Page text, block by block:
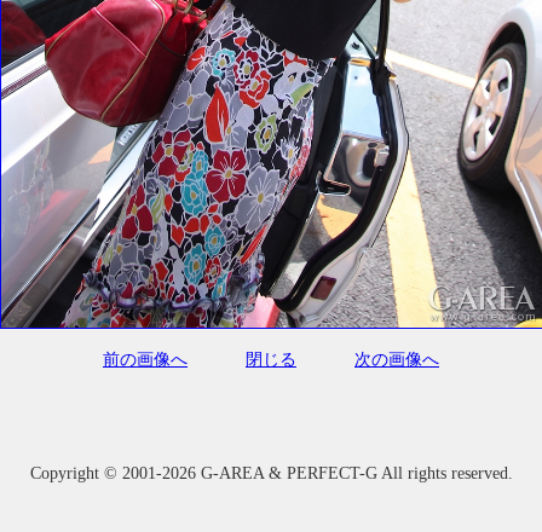
前の画像へ 閉じる 次の画像へ
Copyright © 2001-2026 G-AREA & PERFECT-G All rights reserved.